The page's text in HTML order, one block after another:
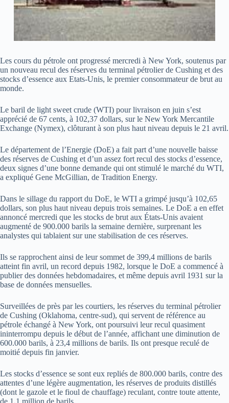
Les cours du pétrole ont progressé mercredi à New York, soutenus par
un nouveau recul des réserves du terminal pétrolier de Cushing et des
stocks d’essence aux Etats-Unis, le premier consommateur de brut au
monde.
Le baril de light sweet crude (WTI) pour livraison en juin s’est
apprécié de 67 cents, à 102,37 dollars, sur le New York Mercantile
Exchange (Nymex), clôturant à son plus haut niveau depuis le 21 avril.
Le département de l’Energie (DoE) a fait part d’une nouvelle baisse
des réserves de Cushing et d’un assez fort recul des stocks d’essence,
deux signes d’une bonne demande qui ont stimulé le marché du WTI,
a expliqué Gene McGillian, de Tradition Energy.
Dans le sillage du rapport du DoE, le WTI a grimpé jusqu’à 102,65
dollars, son plus haut niveau depuis trois semaines. Le DoE a en effet
annoncé mercredi que les stocks de brut aux États-Unis avaient
augmenté de 900.000 barils la semaine dernière, surprenant les
analystes qui tablaient sur une stabilisation de ces réserves.
Ils se rapprochent ainsi de leur sommet de 399,4 millions de barils
atteint fin avril, un record depuis 1982, lorsque le DoE a commencé à
publier des données hebdomadaires, et même depuis avril 1931 sur la
base de données mensuelles.
Surveillées de près par les courtiers, les réserves du terminal pétrolier
de Cushing (Oklahoma, centre-sud), qui servent de référence au
pétrole échangé à New York, ont poursuivi leur recul quasiment
ininterrompu depuis le début de l’année, affichant une diminution de
600.000 barils, à 23,4 millions de barils. Ils ont presque reculé de
moitié depuis fin janvier.
Les stocks d’essence se sont eux repliés de 800.000 barils, contre des
attentes d’une légère augmentation, les réserves de produits distillés
(dont le gazole et le fioul de chauffage) reculant, contre toute attente,